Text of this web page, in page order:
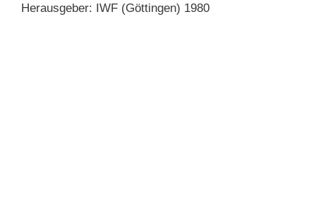
Herausgeber: IWF (Göttingen) 1980